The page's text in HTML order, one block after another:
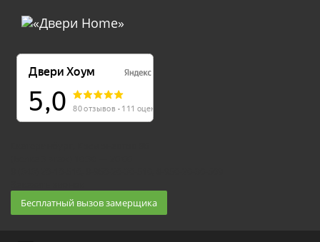
Бесплатный вызов замерщика